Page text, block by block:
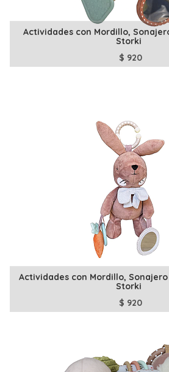
Actividades con Mordillo,
Storki
$ 920
Actividades con Mordillo,
Storki
$ 920